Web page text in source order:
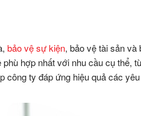
bảo vệ sự kiện, bảo vệ tài sản và
hợp nhất với nhu cầu cụ thể,
công ty đáp ứng hiệu quả các